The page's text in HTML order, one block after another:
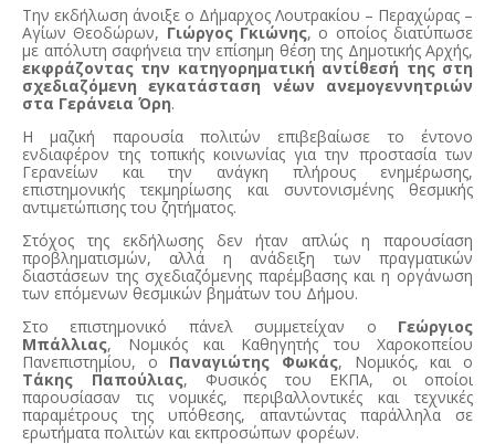
Την εκδήλωση άνοιξε ο Δήμαρχος Λουτρακίου – Περαχώρας –
Αγίων Θεοδώρων, Γιώργος Γκιώνης, ο οποίος διατύπωσε
με απόλυτη σαφήνεια την επίσημη θέση της Δημοτικής Αρχής,
εκφράζοντας την κατηγορηματική αντίθεσή της στη
σχεδιαζόμενη εγκατάσταση νέων ανεμογεννητριών
στα Γεράνεια Όρη.
Η μαζική παρουσία πολιτών επιβεβαίωσε το έντονο
ενδιαφέρον της τοπικής κοινωνίας για την προστασία των
Γερανείων και την ανάγκη πλήρους ενημέρωσης,
επιστημονικής τεκμηρίωσης και συντονισμένης θεσμικής
αντιμετώπισης του ζητήματος.
Στόχος της εκδήλωσης δεν ήταν απλώς η παρουσίαση
προβληματισμών, αλλά η ανάδειξη των πραγματικών
διαστάσεων της σχεδιαζόμενης παρέμβασης και η οργάνωση
των επόμενων θεσμικών βημάτων του Δήμου.
Στο επιστημονικό πάνελ συμμετείχαν ο Γεώργιος
Μπάλλιας, Νομικός και Καθηγητής του Χαροκοπείου
Πανεπιστημίου, ο Παναγιώτης Φωκάς, Νομικός, και ο
Τάκης Παπούλιας, Φυσικός του ΕΚΠΑ, οι οποίοι
παρουσίασαν τις νομικές, περιβαλλοντικές και τεχνικές
παραμέτρους της υπόθεσης, απαντώντας παράλληλα σε
ερωτήματα πολιτών και εκπροσώπων φορέων.